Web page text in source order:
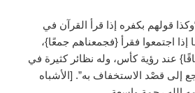
قولهم بكفره إذا قرأ القرآن في
اجتمعوا فقرأ {فجمعناهم جمعًا}،
عند رؤية كأس، وله نظائر كثيرة في
إلى قصْد الاستخفاف به”. [الأشباه